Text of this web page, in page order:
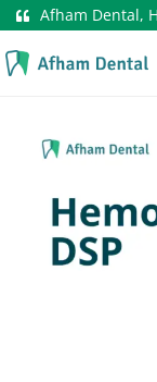
Afham Dental,